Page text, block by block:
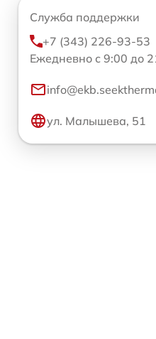
Служба поддержки
+7 (343) 226-93-53
Ежедневно с 9:00 до
ул. Малышева, 51